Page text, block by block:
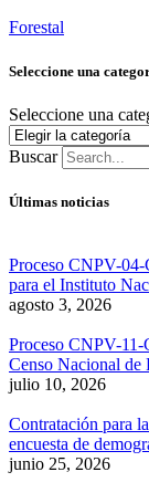
Forestal
Seleccione una
Seleccione una
Buscar
Últimas noticias
Proceso CNPV-
para el Instituto
agosto 3, 2026
Proceso CNPV-
Censo Nacional de
julio 10, 2026
Contratación para
encuesta de
junio 25, 2026